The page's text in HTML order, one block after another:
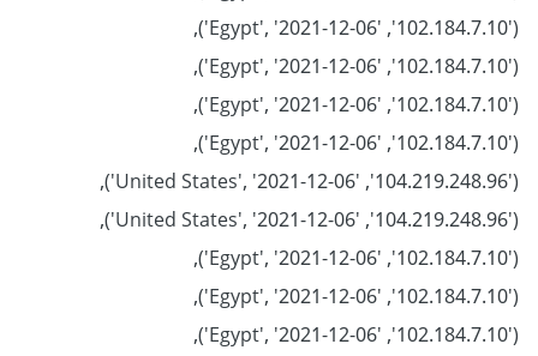
('102.184.7.10', 'Egypt', '2021-12-06'),
('102.184.7.10', 'Egypt', '2021-12-06'),
('102.184.7.10', 'Egypt', '2021-12-06'),
('102.184.7.10', 'Egypt', '2021-12-06'),
('104.219.248.96', 'United States', '2021-12-06'),
('104.219.248.96', 'United States', '2021-12-06'),
('102.184.7.10', 'Egypt', '2021-12-06'),
('102.184.7.10', 'Egypt', '2021-12-06'),
('102.184.7.10', 'Egypt', '2021-12-06'),